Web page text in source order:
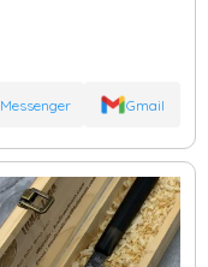
Messenger Gmail